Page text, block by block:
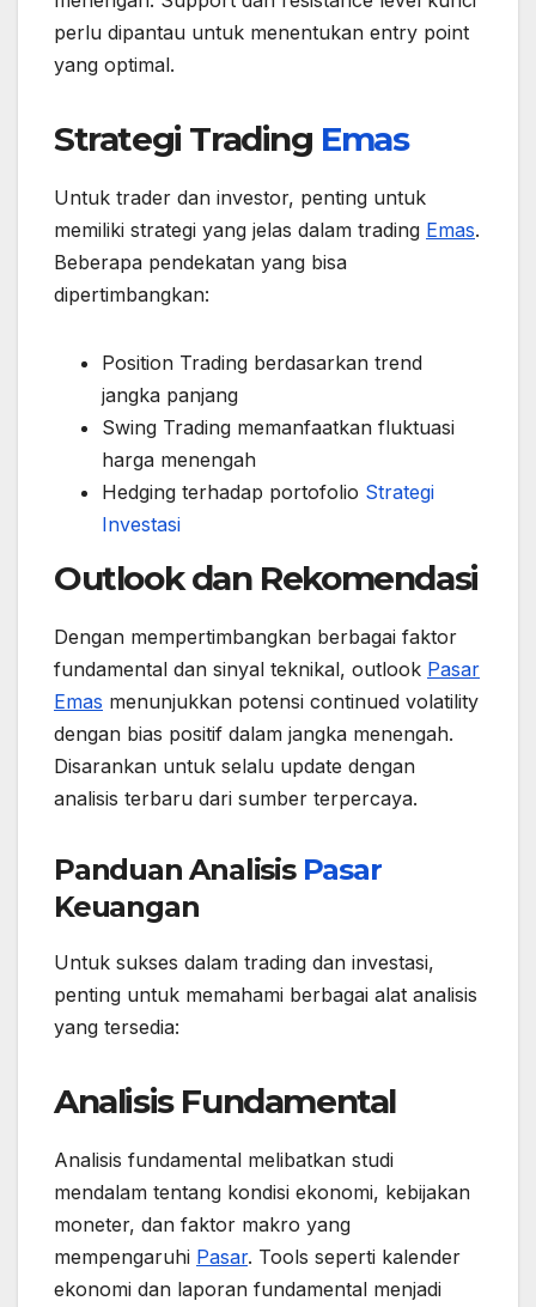
perlu dipantau untuk menentukan entry point
yang optimal.
Strategi Trading Emas
Untuk trader dan investor, penting untuk
memiliki strategi yang jelas dalam trading Emas.
Beberapa pendekatan yang bisa
dipertimbangkan:
Position Trading berdasarkan trend
jangka panjang
Swing Trading memanfaatkan fluktuasi
harga menengah
Hedging terhadap portofolio Strategi
Investasi
Outlook dan Rekomendasi
Dengan mempertimbangkan berbagai faktor
fundamental dan sinyal teknikal, outlook Pasar
Emas menunjukkan potensi continued volatility
dengan bias positif dalam jangka menengah.
Disarankan untuk selalu update dengan
analisis terbaru dari sumber terpercaya.
Panduan Analisis Pasar
Keuangan
Untuk sukses dalam trading dan investasi,
penting untuk memahami berbagai alat analisis
yang tersedia:
Analisis Fundamental
Analisis fundamental melibatkan studi
mendalam tentang kondisi ekonomi, kebijakan
moneter, dan faktor makro yang
mempengaruhi Pasar. Tools seperti kalender
ekonomi dan laporan fundamental menjadi